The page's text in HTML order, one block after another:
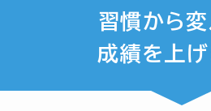
習慣から変
成績を上げ